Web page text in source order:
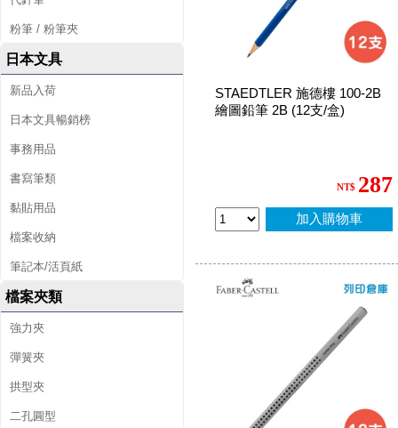
粉筆 / 粉筆夾
日本文具
新品入荷
日本文具暢銷榜
事務用品
書寫筆類
黏貼用品
檔案收納
筆記本/活頁紙
檔案夾類
強力夾
彈簧夾
拱型夾
二孔圓型
STAEDTLER 施德樓 100-2B
繪圖鉛筆 2B (12支/盒)
NT$ 287
加入購物車